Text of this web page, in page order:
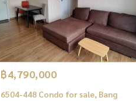
฿4,790,000
6504-448 Condo for sale, Bang